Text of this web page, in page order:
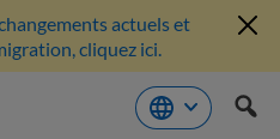
actuels et
cliquez ici.